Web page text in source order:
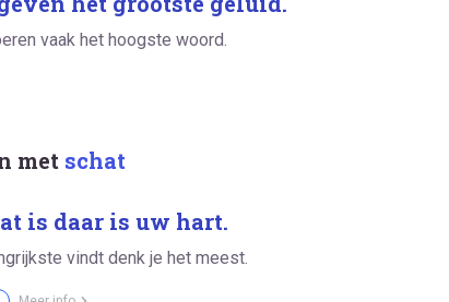
vaak het hoogste woord.
met schat
is daar is uw hart.
vindt denk je het meest.